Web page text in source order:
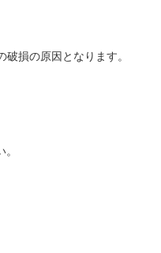
損の原因となります。